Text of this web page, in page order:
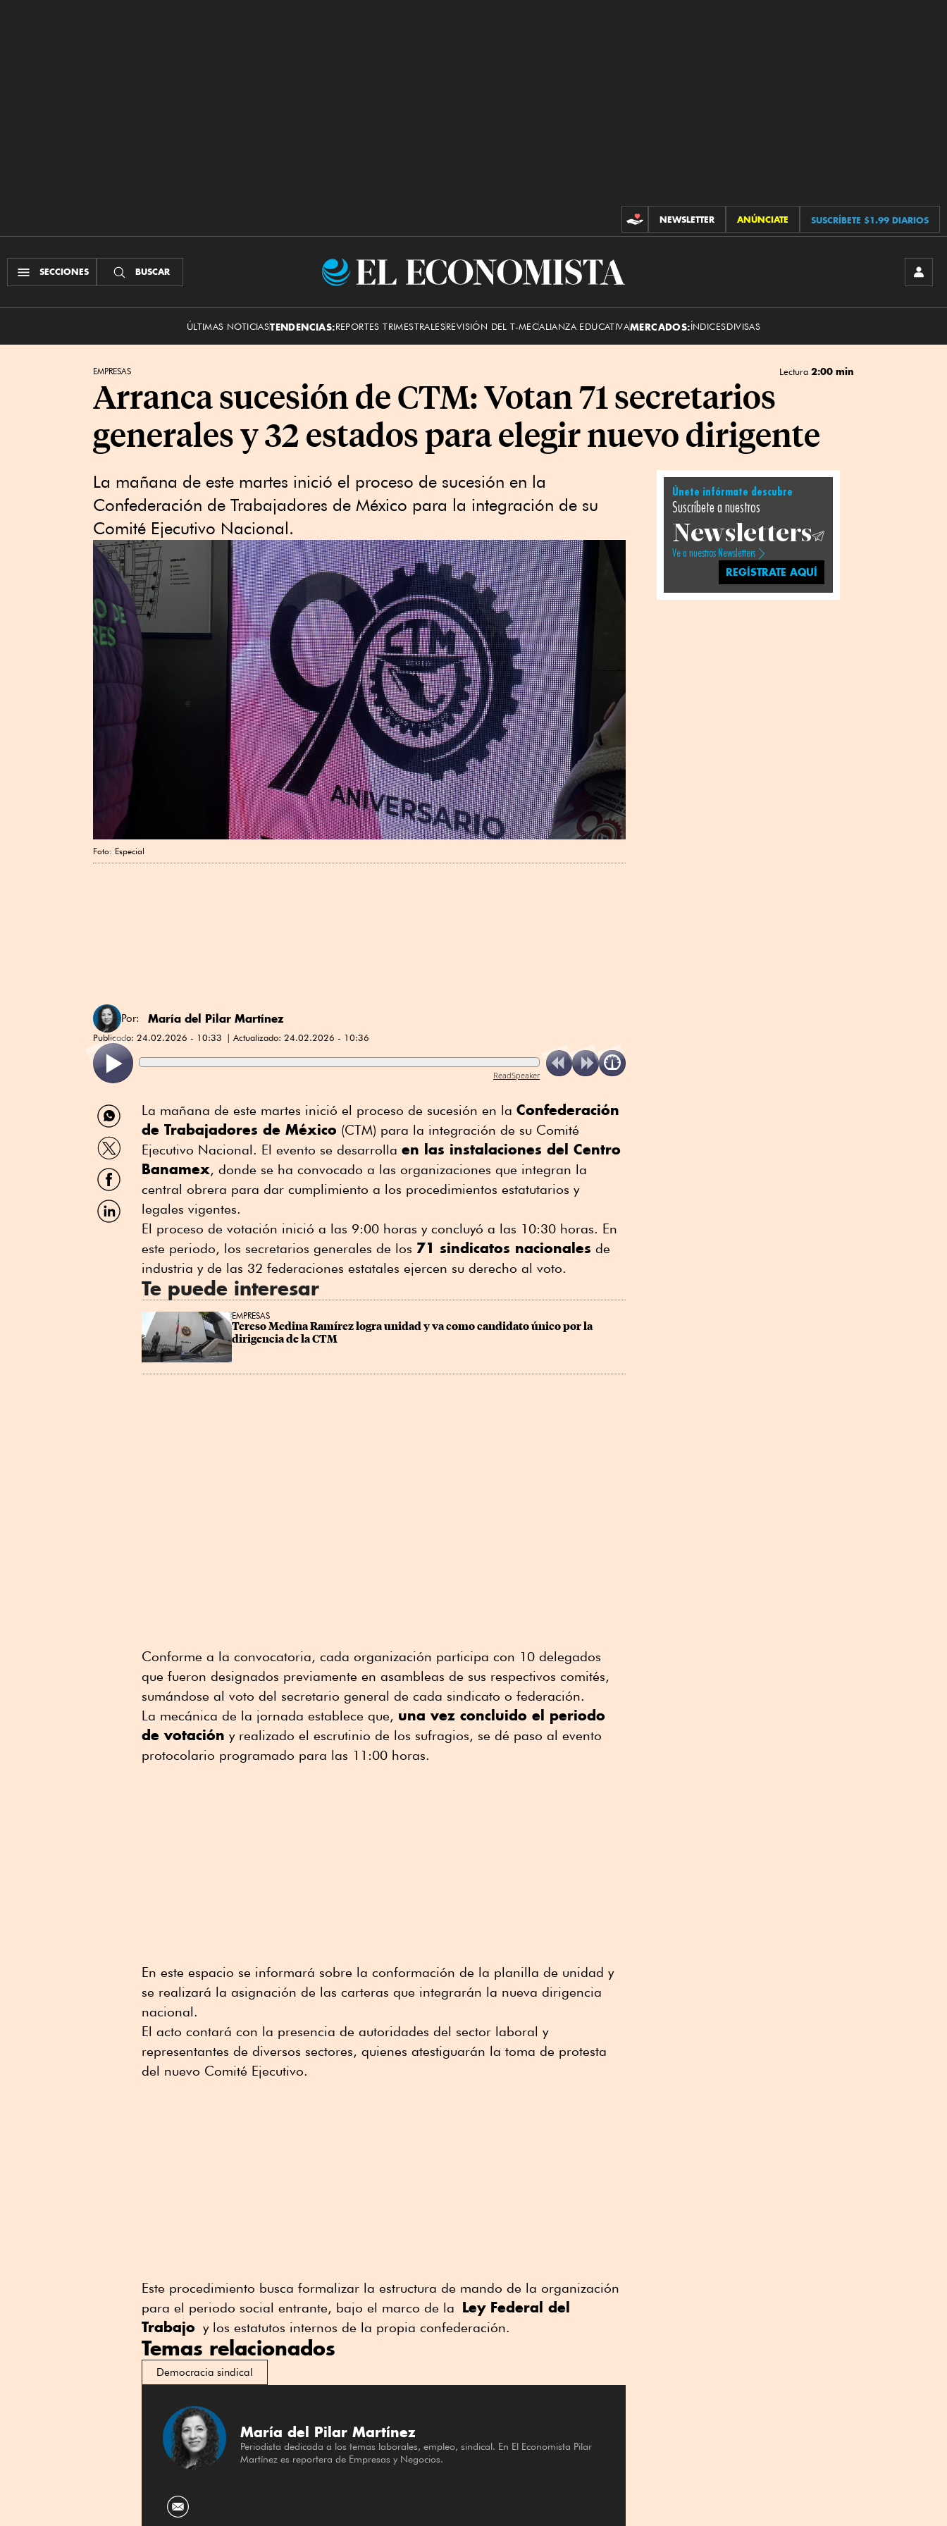
CONTRIBUCIONES
NEWSLETTER ANÚNCIATE SUSCRÍBETE $1.99 DIARIOS
SECCIONES BUSCAR
El
ÚLTIMAS NOTICIASTENDENCIAS:REPORTES TRIMESTRALESREVISIÓN DEL T-MECALIANZA EDUCATIVAMERCADOS:ÍNDICESDIVISAS
EMPRESAS Lectura 2:00 min
Arranca sucesión de CTM: Votan 71 secretarios
generales y 32 estados para elegir nuevo dirigente
La mañana de este martes inició el proceso de sucesión en la
Confederación de Trabajadores de México para la integración de su
Comité Ejecutivo Nacional.
Foto: Especial
Por: María del Pilar Martínez
Publicado: 24.02.2026 - 10:33 Actualizado: 24.02.2026 - 10:36
ReadSpeaker
Compartir
por
WhatsApp
Compartir
por
Twitter
Compartir
por
Facebook
Compartir
por
La mañana de este martes inició el proceso de sucesión en la Confederación
de Trabajadores de México (CTM) para la integración de su Comité
Ejecutivo Nacional. El evento se desarrolla en las instalaciones del Centro
Banamex, donde se ha convocado a las organizaciones que integran la
central obrera para dar cumplimiento a los procedimientos estatutarios y
legales vigentes.
El proceso de votación inició a las 9:00 horas y concluyó a las 10:30 horas. En
este periodo, los secretarios generales de los 71 sindicatos nacionales de
industria y de las 32 federaciones estatales ejercen su derecho al voto.
Te puede interesar
EMPRESAS
Tereso Medina Ramírez logra unidad y va como candidato único por la
dirigencia de la CTM
Conforme a la convocatoria, cada organización participa con 10 delegados
que fueron designados previamente en asambleas de sus respectivos comités,
sumándose al voto del secretario general de cada sindicato o federación.
La mecánica de la jornada establece que, una vez concluido el periodo
de votación y realizado el escrutinio de los sufragios, se dé paso al evento
protocolario programado para las 11:00 horas.
En este espacio se informará sobre la conformación de la planilla de unidad y
se realizará la asignación de las carteras que integrarán la nueva dirigencia
nacional.
El acto contará con la presencia de autoridades del sector laboral y
representantes de diversos sectores, quienes atestiguarán la toma de protesta
del nuevo Comité Ejecutivo.
Este procedimiento busca formalizar la estructura de mando de la organización
para el periodo social entrante, bajo el marco de la Ley Federal del
Trabajo y los estatutos internos de la propia confederación.
Temas relacionados
Democracia sindical
María del Pilar Martínez
Periodista dedicada a los temas laborales, empleo, sindical. En El Economista Pilar
Martínez es reportera de Empresas y Negocios.
Únete infórmate descubre
Suscríbete a nuestros
Newsletters
Ve a nuestros Newsletters
REGÍSTRATE AQUÍ